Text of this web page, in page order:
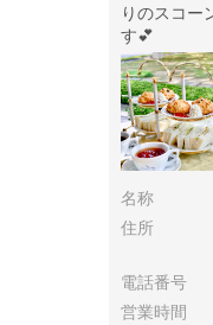
りのスコー
す💕
名称
住所
電話番号
営業時間